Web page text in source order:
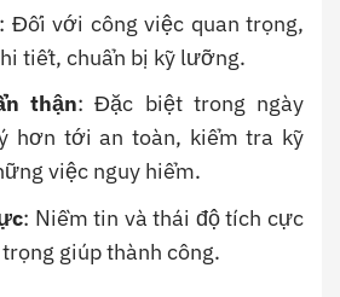
: Đối với công việc quan trọng,
tiết, chuẩn bị kỹ lưỡng.
thận: Đặc biệt trong ngày
hơn tới an toàn, kiểm tra kỹ
việc nguy hiểm.
: Niềm tin và thái độ tích cực
giúp thành công.